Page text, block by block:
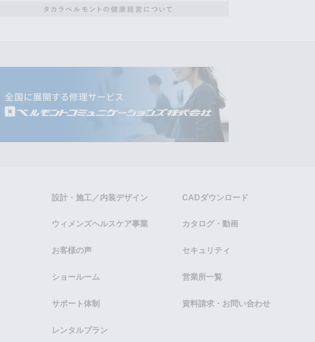
設計・施工／内装デザイン
ウィメンズヘルスケア事業
お客様の声
ショールーム
サポート体制
レンタルプラン
CADダウンロード
カタログ・動画
セキュリティ
営業所一覧
資料請求・お問い合わせ